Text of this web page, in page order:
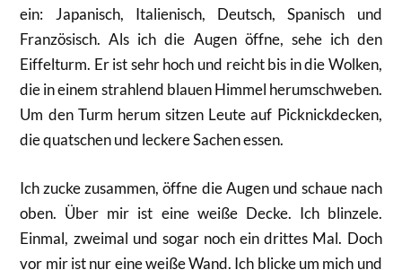
ein: Japanisch, Italienisch, Deutsch, Spanisch und
Französisch. Als ich die Augen öffne, sehe ich den
Eiffelturm. Er ist sehr hoch und reicht bis in die Wolken,
die in einem strahlend blauen Himmel herumschweben.
Um den Turm herum sitzen Leute auf Picknickdecken,
die quatschen und leckere Sachen essen.
Ich zucke zusammen, öffne die Augen und schaue nach
oben. Über mir ist eine weiße Decke. Ich blinzele.
Einmal, zweimal und sogar noch ein drittes Mal. Doch
vor mir ist nur eine weiße Wand. Ich blicke um mich und